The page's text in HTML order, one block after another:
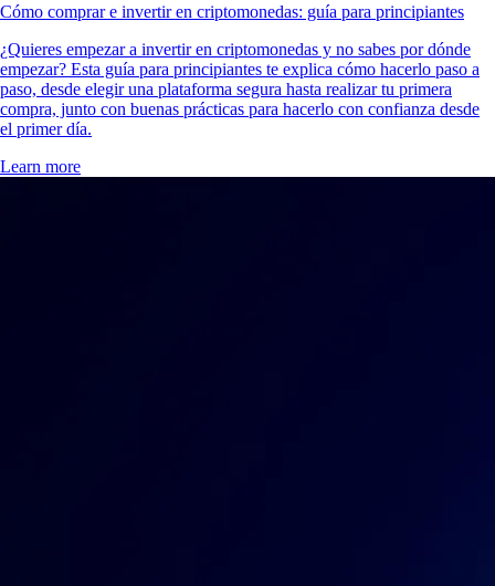
Cómo comprar e invertir en criptomonedas: guía para principiantes
¿Quieres empezar a invertir en criptomonedas y no sabes por dónde
empezar? Esta guía para principiantes te explica cómo hacerlo paso a
paso, desde elegir una plataforma segura hasta realizar tu primera
compra, junto con buenas prácticas para hacerlo con confianza desde
el primer día.
Learn more